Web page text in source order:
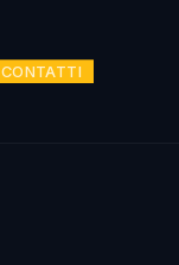
CONTATTI